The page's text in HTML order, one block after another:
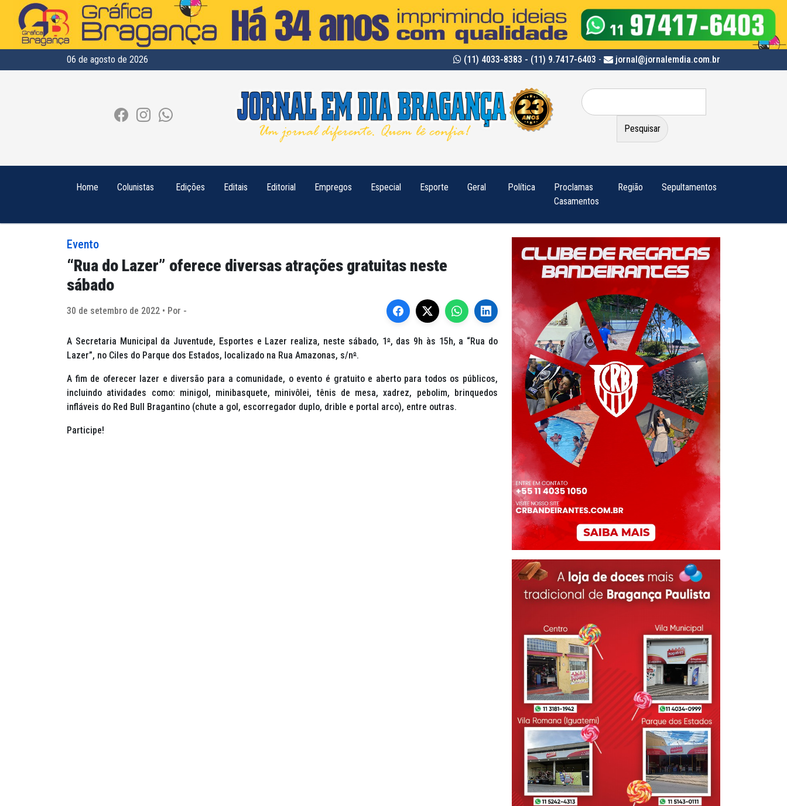
06 de agosto de 2026 (11) 4033-8383 - (11) 9.7417-6403 - jornal@jornalemdia.com.br
Pesquisar
por:
Home Colunistas Edições Editais Editorial Empregos Especial Esporte Geral Política
Proclamas
Casamentos
Região Sepultamentos
Evento
“Rua do Lazer” oferece diversas atrações gratuitas neste
sábado
30 de setembro de 2022 • Por -
A Secretaria Municipal da Juventude, Esportes e Lazer realiza, neste sábado, 1º, das 9h às 15h, a “Rua do
Lazer”, no Ciles do Parque dos Estados, localizado na Rua Amazonas, s/nº.
A fim de oferecer lazer e diversão para a comunidade, o evento é gratuito e aberto para todos os públicos,
incluindo atividades como: minigol, minibasquete, minivôlei, tênis de mesa, xadrez, pebolim, brinquedos
infláveis do Red Bull Bragantino (chute a gol, escorregador duplo, drible e portal arco), entre outras.
Participe!